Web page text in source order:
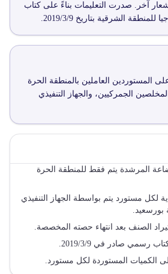
آخر. صدرت التعليمات بناءً على كتاب
الشرقية بتاريخ 2019/3/9.
المستوردين العاملين بالمنطقة الحرة
الجمركيين، والجهاز التنفيذي
المرشدة يتم فقط للمنطقة الحرة
لكل مستورد يتم بواسطة الجهاز التنفيذي
بورسعيد.
الصنف بعد انتهاء حصته المخصصة.
رسمي صادر في 2019/3/9.
الكميات المستوردة لكل مستورد.